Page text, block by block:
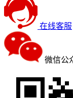
在线客服
微信公